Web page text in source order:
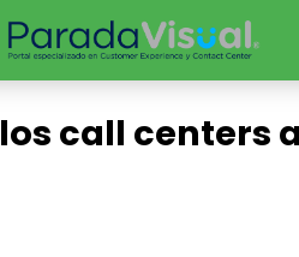
call centers